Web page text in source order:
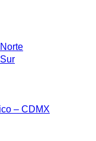
– CDMX